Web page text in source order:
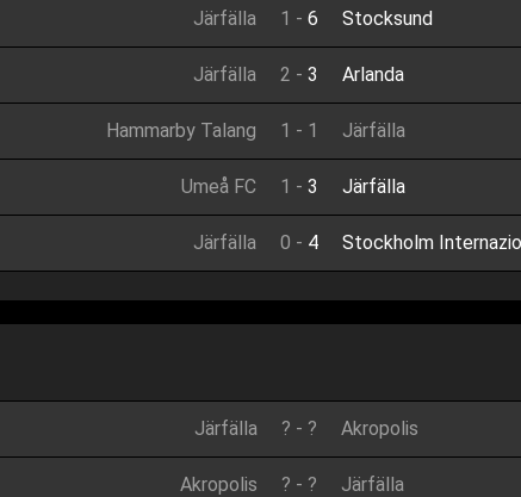
Järfälla 1 - 6 Stocksund
Järfälla 2 - 3 Arlanda
Hammarby Talang 1 - 1 Järfälla
Umeå FC 1 - 3 Järfälla
Järfälla 0 - 4 Stockholm
Järfälla ? - ? Akropolis
Akropolis ? - ? Järfälla